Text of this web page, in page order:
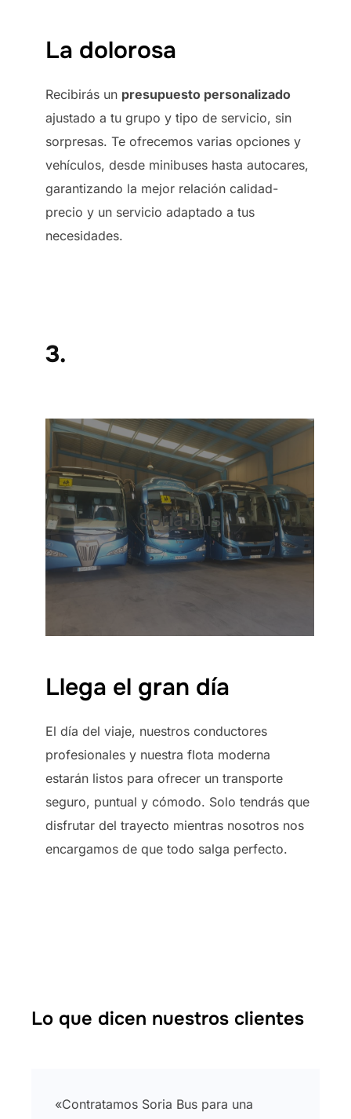
La dolorosa
Recibirás un presupuesto personalizado
ajustado a tu grupo y tipo de servicio, sin
sorpresas. Te ofrecemos varias opciones y
vehículos, desde minibuses hasta autocares,
garantizando la mejor relación calidad-
precio y un servicio adaptado a tus
necesidades.
3.
Soria Bus
Llega el gran día
El día del viaje, nuestros conductores
profesionales y nuestra flota moderna
estarán listos para ofrecer un transporte
seguro, puntual y cómodo. Solo tendrás que
disfrutar del trayecto mientras nosotros nos
encargamos de que todo salga perfecto.
Lo que dicen nuestros clientes
«Contratamos Soria Bus para una